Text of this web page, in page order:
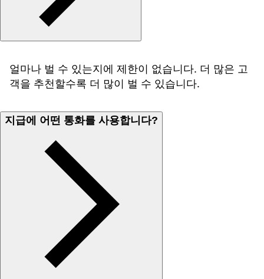
얼마나 벌 수 있는지에 제한이 없습니다. 더 많은 고
객을 추천할수록 더 많이 벌 수 있습니다.
지급에 어떤 통화를 사용합니다?